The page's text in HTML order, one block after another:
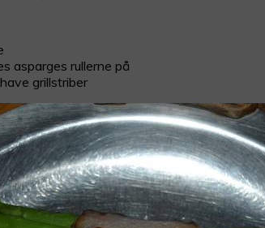
asparges rullerne på
grillstriber